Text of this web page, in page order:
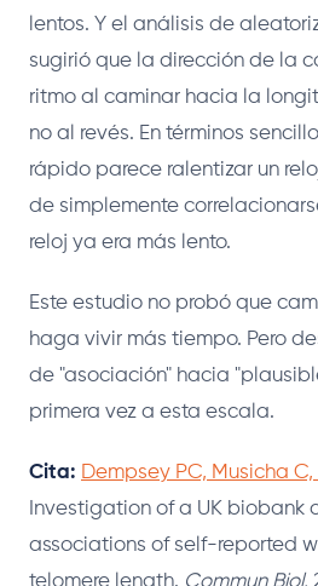
lentos. Y el análisis de
sugirió que la dirección de la
ritmo al caminar hacia la
no al revés. En términos
rápido parece ralentizar un
de simplemente
reloj ya era más lento.
Este estudio no probó que
haga vivir más tiempo. Pero
de "asociación" hacia
primera vez a esta escala.
Cita: Dempsey PC, Musicha
Investigation of a UK biobank
associations of self-reported
telomere length. Commun Biol.